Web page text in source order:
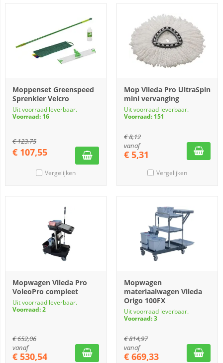
Moppenset Greenspeed
Sprenkler Velcro
Uit voorraad leverbaar.
Voorraad: 16
€123,75
€ 107,55
Vergelijken
Mop Vileda Pro UltraSpin
mini vervanging
Uit voorraad leverbaar.
Voorraad: 151
€8,12
vanaf
€ 5,31
Vergelijken
Mopwagen Vileda Pro
VoleoPro compleet
Uit voorraad leverbaar.
Voorraad: 2
€652,06
vanaf
€ 530,54
Mopwagen
materiaalwagen Vileda
Origo 100FX
Uit voorraad leverbaar.
Voorraad: 3
€814,97
vanaf
€ 669,33